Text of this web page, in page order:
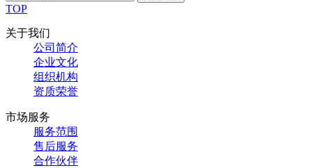
TOP
关于我们
公司简介
企业文化
组织机构
资质荣誉
市场服务
服务范围
售后服务
合作伙伴